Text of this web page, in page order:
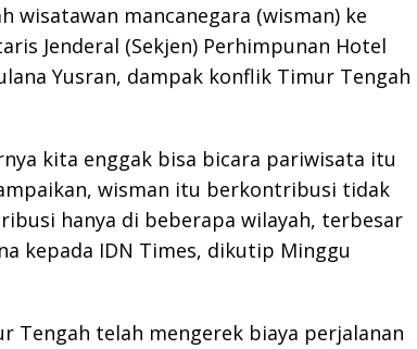
wisatawan mancanegara (wisman) ke
Jenderal (Sekjen) Perhimpunan Hotel
Yusran, dampak konflik Timur Tengah
kita enggak bisa bicara pariwisata itu
wisman itu berkontribusi tidak
hanya di beberapa wilayah, terbesar
kepada IDN Times, dikutip Minggu
Tengah telah mengerek biaya perjalanan